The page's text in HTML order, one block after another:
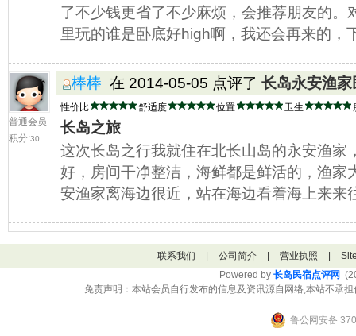
了不少钱更省了不少麻烦，会推荐朋友的。
里玩的谁是卧底好high啊，我还会再来的，
普通会员
积分:30
棒棒 在 2014-05-05 点评了 长岛永安渔家
性价比 舒适度 位置 卫生
长岛之旅
这次长岛之行我就住在北长山岛的永安渔家
好，房间干净整洁，海鲜都是鲜活的，渔家
安渔家离海边很近，站在海边看着海上来来
联系我们 公司简介 营业执照
Powered by 长岛民宿点评网
免责声明：本站会员自行发布的信息及资讯源自网络,本站不承
鲁公网安备